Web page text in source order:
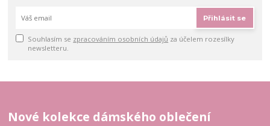
Přihlásit se
Souhlasím se zpracováním osobních údajů za účelem rozesílky
newsletteru.
Nové kolekce dámského oblečení